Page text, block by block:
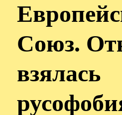
Союз.
взялась